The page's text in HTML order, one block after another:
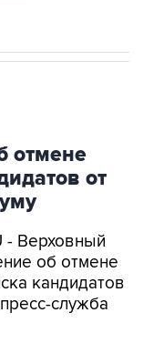
отмене
от
- Верховный
об отмене
кандидатов
служба